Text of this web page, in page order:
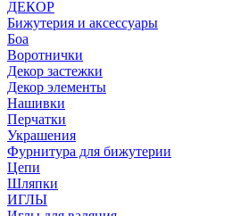
ДЕКОР
Бижутерия и аксессуары
Боа
Воротнички
Декор застежки
Декор элементы
Нашивки
Перчатки
Украшения
Фурнитура для бижутерии
Цепи
Шляпки
ИГЛЫ